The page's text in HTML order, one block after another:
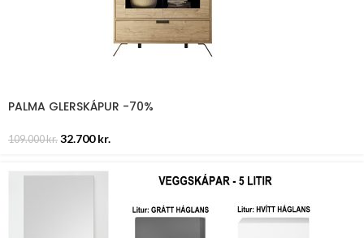
PALMA GLERSKÁPUR -70%
109.000kr. 32.700kr.